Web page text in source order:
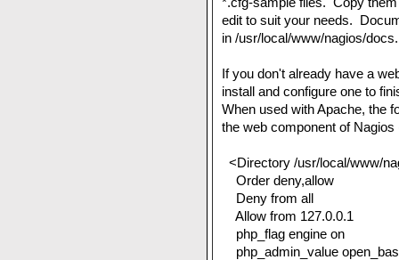
edit to suit your needs.
in /usr/local/www/nagios/docs.
If you don't already have a
install and configure one to
When used with Apache, the
the web component of
<Directory /usr/local/www/
Order deny,allow
Deny from all
Allow from 127.0.0.1
php_flag engine on
php_admin_value